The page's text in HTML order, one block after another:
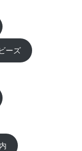
ーズ